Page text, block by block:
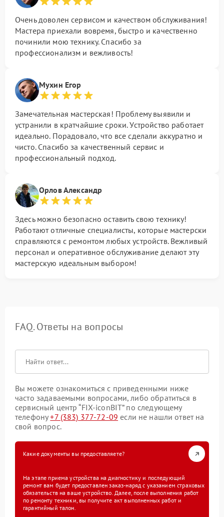
Очень доволен сервисом и качеством обслуживания!
Мастера приехали вовремя, быстро и качественно
починили мою технику. Спасибо за
профессионализм и вежливость!
Мухин Егор
Замечательная мастерская! Проблему выявили и
устранили в кратчайшие сроки. Устройство работает
идеально. Порадовало, что все сделали аккуратно и
чисто. Спасибо за качественный сервис и
профессиональный подход.
Орлов Александр
Здесь можно безопасно оставить свою технику!
Работают отличные специалисты, которые мастерски
справляются с ремонтом любых устройств. Вежливый
персонал и оперативное обслуживание делают эту
мастерскую идеальным выбором!
FAQ. Ответы на вопросы
Вы можете ознакомиться с приведенными ниже
часто задаваемыми вопросами, либо обратиться в
сервисный центр “FIX-iconBIT” по следующему
телефону+7 (383) 377-72-09 если не нашли ответ на
свой вопрос.
Какие документы вы предоставляете?
На этапе приема устройства на диагностику и последующий
ремонт вам будет предоставлен заказ-наряд с указанием страховых
обязательств на ваше устройство. Далее, после выполнения работ
по ремонту техники, вы получите акт выполненных работ и
гарантийный талон.